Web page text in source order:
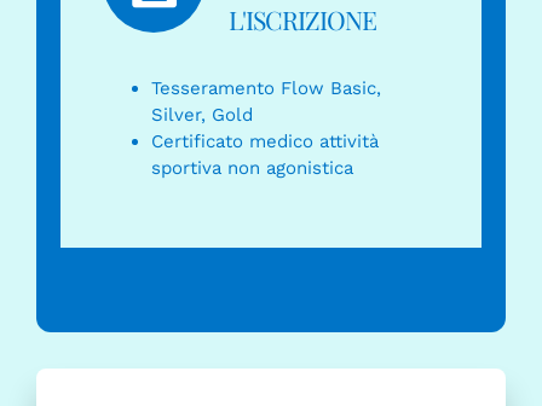
L'ISCRIZIONE
Tesseramento Flow Basic,
Silver, Gold
Certificato medico attività
sportiva non agonistica